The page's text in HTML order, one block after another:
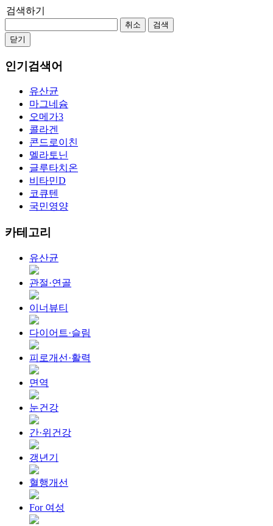
검색하기
취소
검색
닫기
인기검색어
유산균
마그네슘
오메가3
콜라겐
콘드로이친
멜라토닌
글루타치온
비타민D
코큐텐
국민영양
카테고리
유산균
관절·연골
이너뷰티
다이어트·슬림
피로개선·활력
면역
눈건강
간·위건강
갱년기
혈행개선
For 여성